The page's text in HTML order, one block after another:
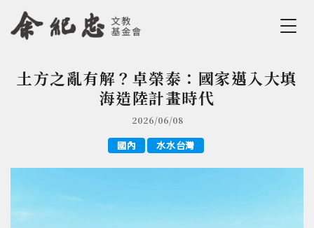
Jump to Navigation
Jump to Main content
您在這裡
土方之亂有解？卓榮泰：國家邁入大填
海造陸計畫時代
2026/06/08
國內 水水台灣